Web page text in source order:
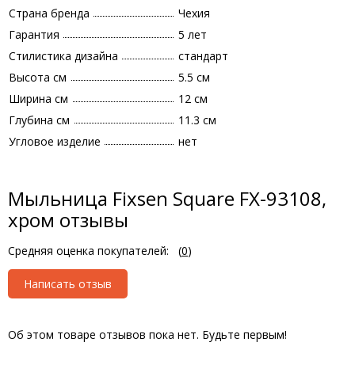
Страна бренда
Чехия
Гарантия
5 лет
Стилистика дизайна
стандарт
Высота см
5.5 см
Ширина см
12 см
Глубина см
11.3 см
Угловое изделие
нет
Мыльница Fixsen Square FX-93108,
хром отзывы
Средняя оценка покупателей: (0)
Написать отзыв
Об этом товаре отзывов пока нет. Будьте первым!